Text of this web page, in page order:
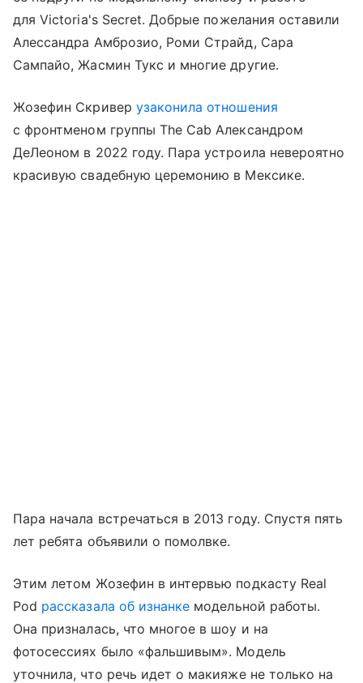
для Victoria's Secret. Добрые пожелания оставили
Алессандра Амброзио, Роми Страйд, Сара
Сампайо, Жасмин Тукс и многие другие.
Жозефин Скривер узаконила отношения
с фронтменом группы The Cab Александром
ДеЛеоном в 2022 году. Пара устроила невероятно
красивую свадебную церемонию в Мексике.
Пара начала встречаться в 2013 году. Спустя пять
лет ребята объявили о помолвке.
Этим летом Жозефин в интервью подкасту Real
Pod рассказала об изнанке модельной работы.
Она призналась, что многое в шоу и на
фотосессиях было «фальшивым». Модель
уточнила, что речь идет о макияже не только на